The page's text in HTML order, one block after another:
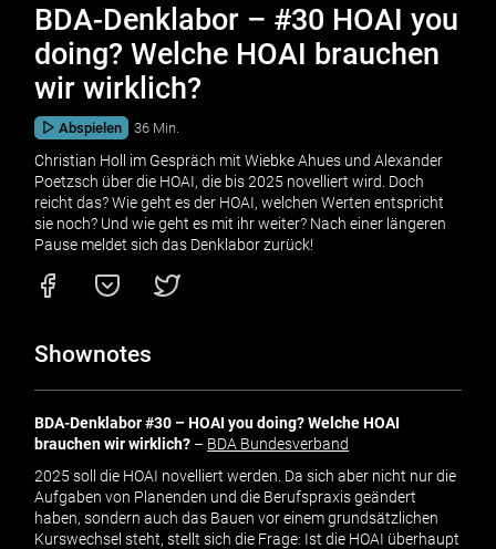
BDA-Denklabor – #30 HOAI you
doing? Welche HOAI brauchen
wir wirklich?
Abspielen 36 Min.
Christian Holl im Gespräch mit Wiebke Ahues und Alexander
Poetzsch über die HOAI, die bis 2025 novelliert wird. Doch
reicht das? Wie geht es der HOAI, welchen Werten entspricht
sie noch? Und wie geht es mit ihr weiter? Nach einer längeren
Pause meldet sich das Denklabor zurück!
Shownotes
BDA-Denklabor #30 – HOAI you doing? Welche HOAI
brauchen wir wirklich? – BDA Bundesverband
2025 soll die HOAI novelliert werden. Da sich aber nicht nur die
Aufgaben von Planenden und die Berufspraxis geändert
haben, sondern auch das Bauen vor einem grundsätzlichen
Kurswechsel steht, stellt sich die Frage: Ist die HOAI überhaupt